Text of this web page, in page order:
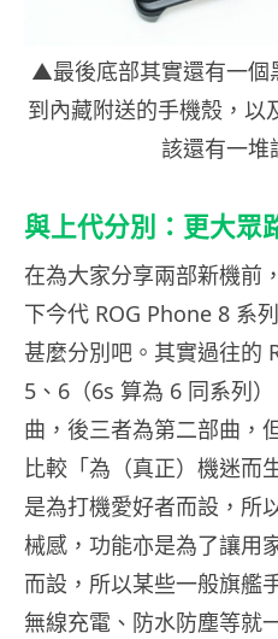
▲最後底部其實還有一個
到內藏附送的手機殼，以
該還有一堆
與上代分別：更大眾
在為大家分享兩部新機前
下今代 ROG Phone 8 系
甚麼分別吧。其實過往的
5、6（6s 算為 6 同系列
曲，後三者為第二部曲，
比較「為（真正）機迷而
是為打機愛好者而設，所
械感，功能亦是為了讓用
而設，所以某些一般旗艦
無線充電、防水防塵等就